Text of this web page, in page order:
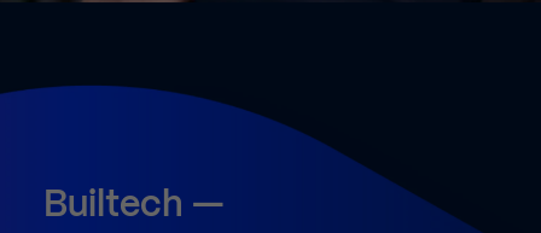
Builtech —